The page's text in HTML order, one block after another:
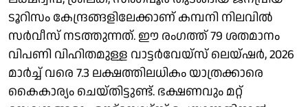
ടൂറിസം കേന്ദ്രങ്ങളിലേക്കാണ് കമ്പനി നിലവിൽ
സർവീസ് നടത്തുന്നത്. ഈ രംഗത്ത് 79 ശതമാനം
വിപണി വിഹിതമുള്ള വാട്ടർവേയ്സ് ലെയ്ഷർ, 2026
മാർച്ച് വരെ 7.3 ലക്ഷത്തിലധികം യാത്രക്കാരെ
കൈകാര്യം ചെയ്തിട്ടുണ്ട്. ഭക്ഷണവും മറ്റ്